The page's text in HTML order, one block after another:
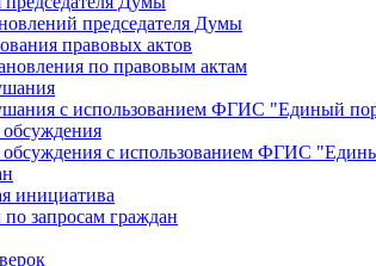
председателя Думы
правовых актов
по правовым актам
с использованием ФГИС "Единый
с использованием ФГИС
инициатива
запросам граждан